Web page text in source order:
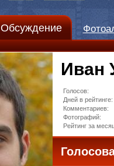
Обсуждение
Иван
Голосов:
Дней в рейтинге:
Комментариев:
Фотографий:
Рейтинг за